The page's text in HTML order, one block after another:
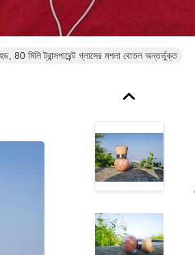
80 মিলি ট্রান্সপারেন্ট গ্লাসের মশলা বোতল অন্তর্ভুক্ত